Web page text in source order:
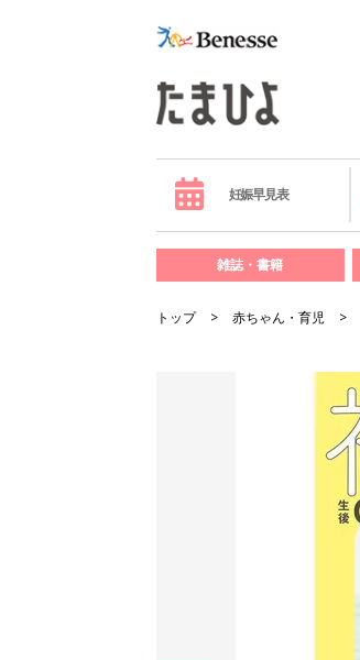
妊娠早見表
雑誌・書籍
トップ 赤ちゃん・育児